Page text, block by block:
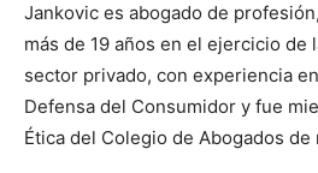
Jankovic es abogado de
más de 19 años en el ejercicio de
sector privado, con experiencia
Defensa del Consumidor y fue
Ética del Colegio de Abogados de